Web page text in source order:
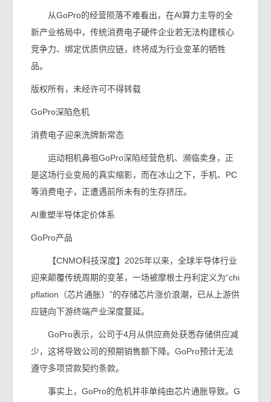
从GoPro的经营陨落不难看出，在AI算力主导的全
新产业格局中，传统消费电子硬件企业若无法构建核心
竞争力、绑定优质供应链，终将成为行业变革的牺牲
品。
版权所有，未经许可不得转载
GoPro深陷危机
消费电子迎来洗牌新常态
运动相机鼻祖GoPro深陷经营危机、濒临卖身，正
是这场行业变局的真实缩影，而在冰山之下，手机、PC
等消费电子，正遭遇前所未有的生存挤压。
AI重塑半导体定价体系
GoPro产品
【CNMO科技深度】2025年以来，全球半导体行业
迎来颠覆传统周期的变革，一场被摩根士丹利定义为“chi
pflation（芯片通胀）”的存储芯片涨价浪潮，已从上游供
应链向下游终端产业深度蔓延。
GoPro表示，公司于4月从供应商处获悉存储供应减
少，这将导致公司的预期销售额下降。GoPro预计无法
遵守多项贷款契约条款。
事实上，GoPro的危机并非单纯由芯片通胀导致。G